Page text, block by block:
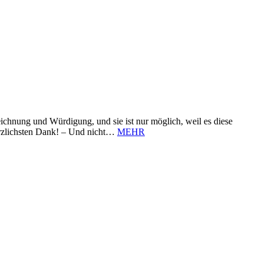
und Würdigung, und sie ist nur möglich, weil es diese
Dank! – Und nicht… MEHR